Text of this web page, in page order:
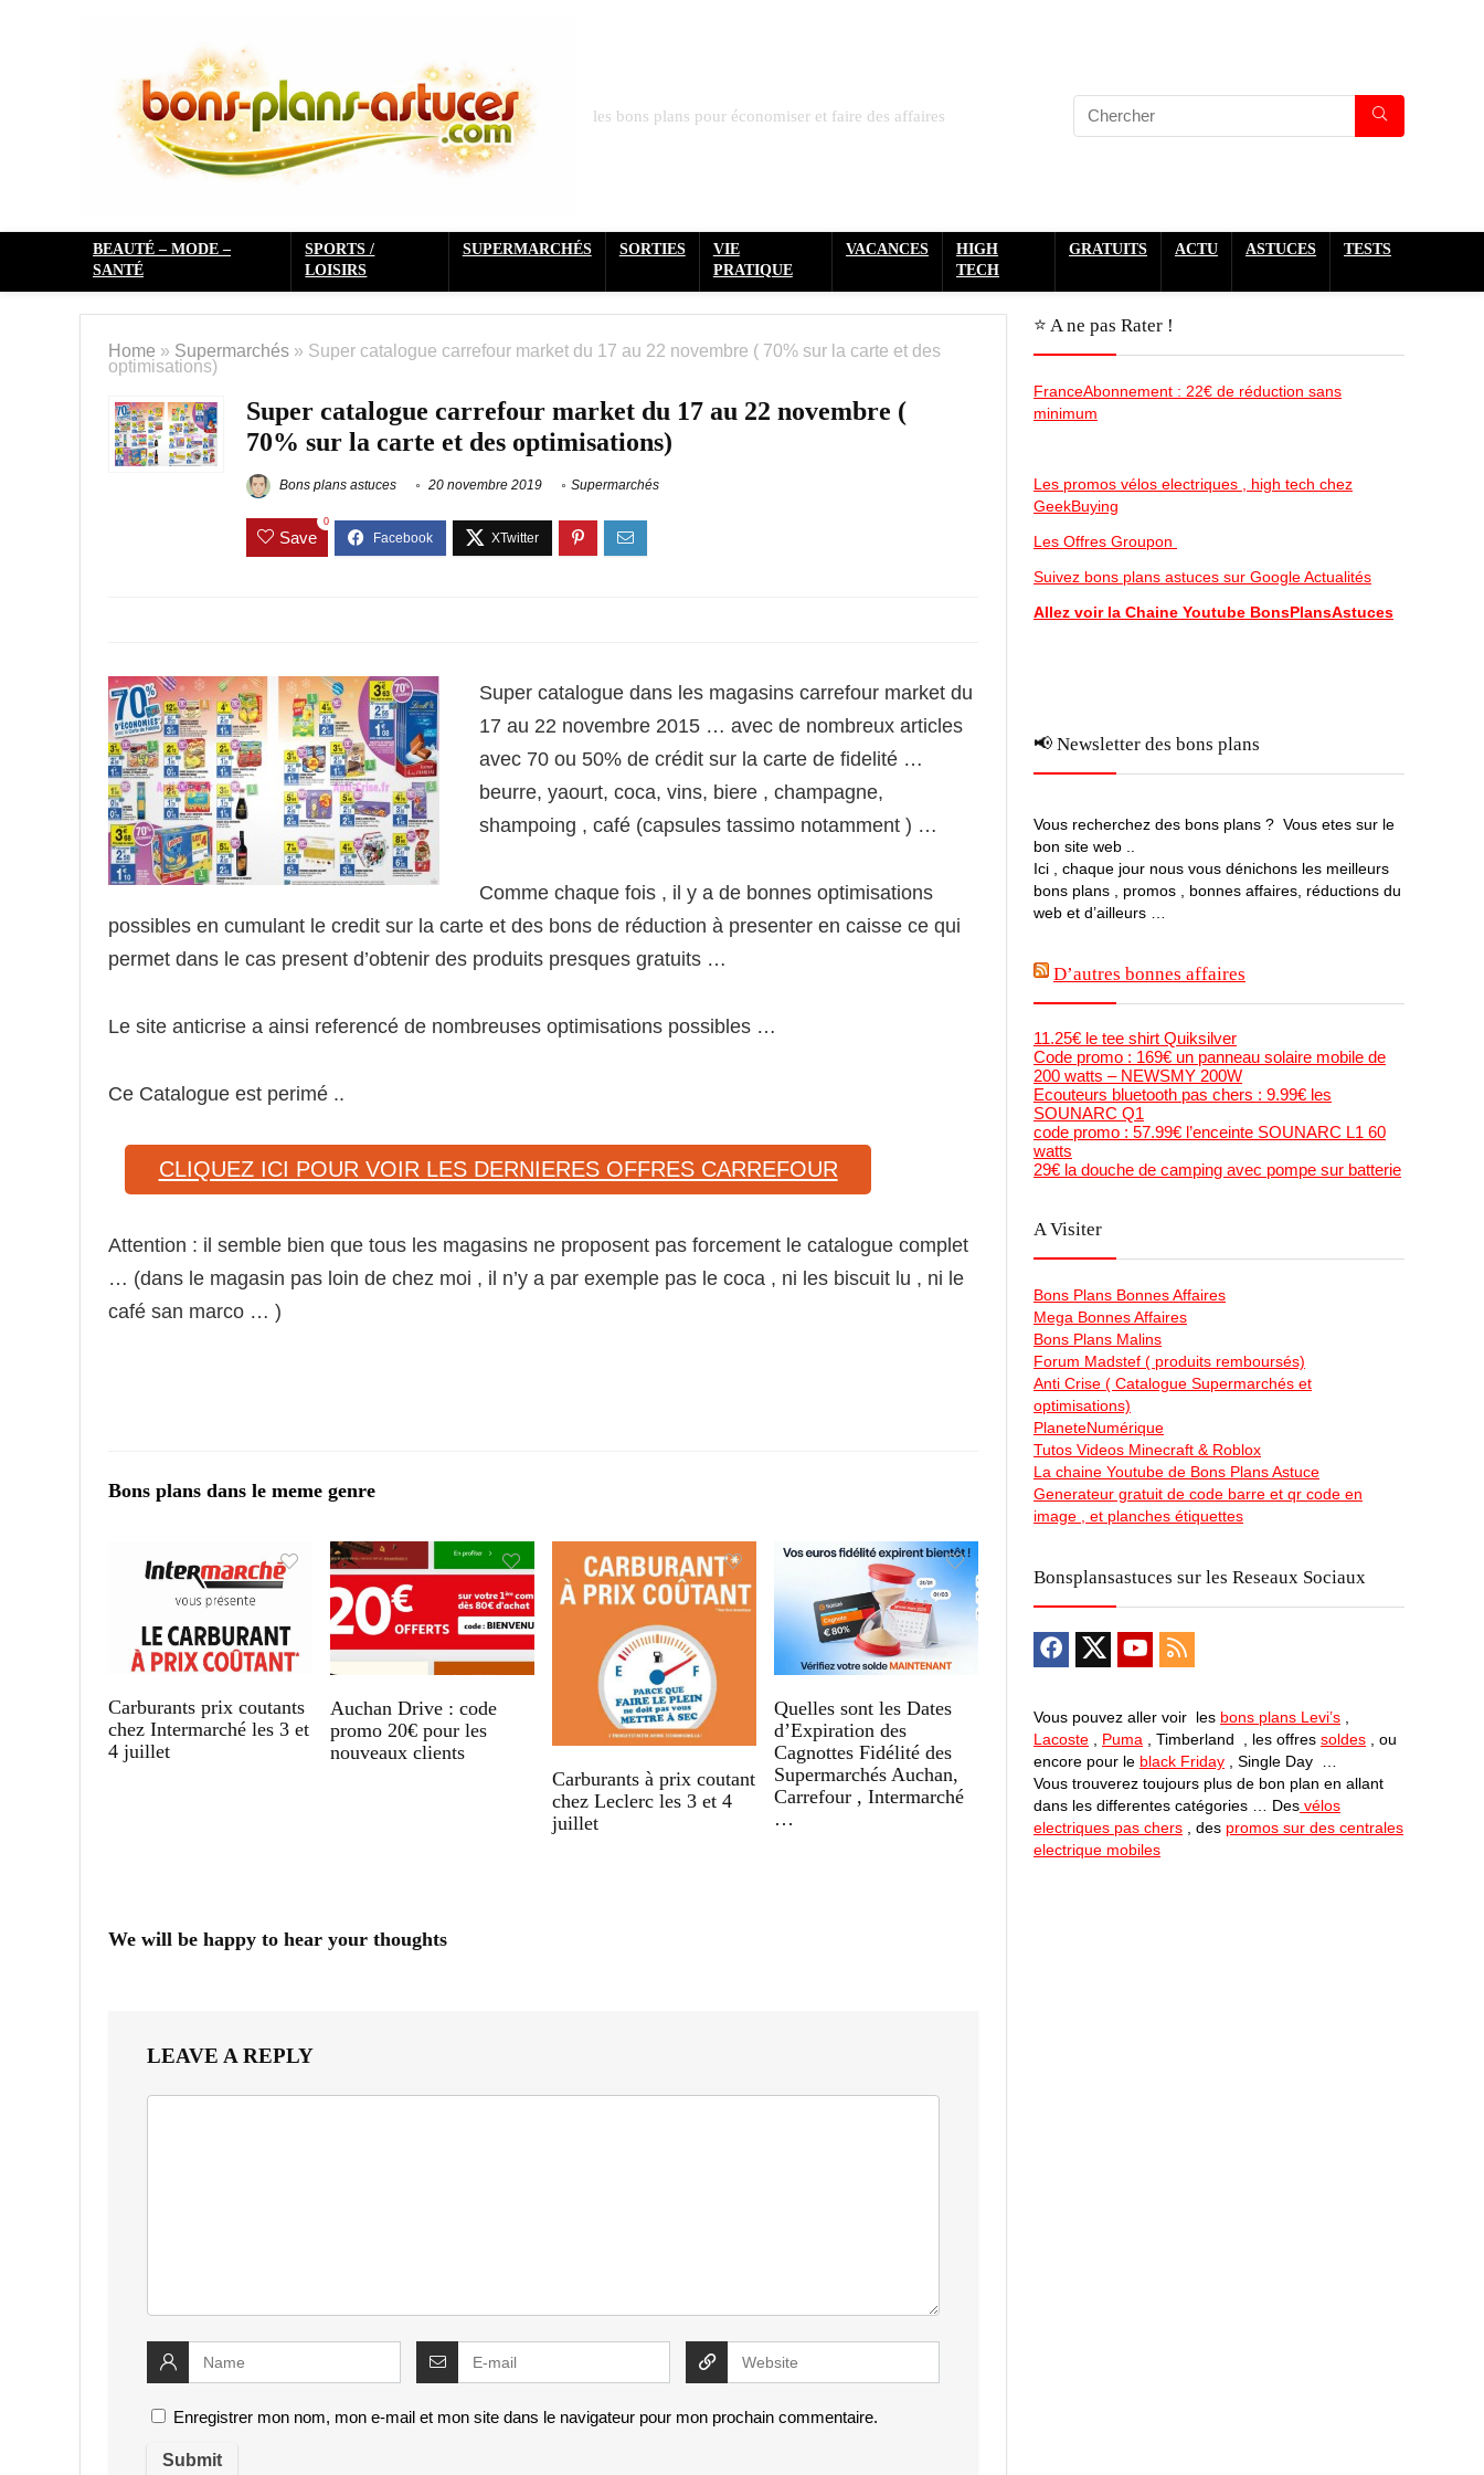
les bons plans pour économiser et faire des affaires
BEAUTÉ – MODE –
SANTÉ
SPORTS /
LOISIRS
SUPERMARCHÉS SORTIES
VIE
PRATIQUE
VACANCES
HIGH
TECH
GRATUITS ACTU ASTUCES TESTS
Home » Supermarchés » Super catalogue carrefour market du 17 au 22 novembre ( 70% sur la carte et des
optimisations)
Super catalogue carrefour market du 17 au 22 novembre (
70% sur la carte et des optimisations)
Bons plans astuces 20 novembre 2019 Supermarchés
Save
0
Super catalogue dans les magasins carrefour market du
17 au 22 novembre 2015 … avec de nombreux articles
avec 70 ou 50% de crédit sur la carte de fidelité …
beurre, yaourt, coca, vins, biere , champagne,
shampoing , café (capsules tassimo notamment ) …
Comme chaque fois , il y a de bonnes optimisations
possibles en cumulant le credit sur la carte et des bons de réduction à presenter en caisse ce qui
permet dans le cas present d’obtenir des produits presques gratuits …
Le site anticrise a ainsi referencé de nombreuses optimisations possibles …
Ce Catalogue est perimé ..
CLIQUEZ ICI POUR VOIR LES DERNIERES OFFRES CARREFOUR
Attention : il semble bien que tous les magasins ne proposent pas forcement le catalogue complet
… (dans le magasin pas loin de chez moi , il n’y a par exemple pas le coca , ni les biscuit lu , ni le
café san marco … )
Bons plans dans le meme genre
Carburants prix coutants
chez Intermarché les 3 et
4 juillet
Auchan Drive : code
promo 20€ pour les
nouveaux clients
Carburants à prix coutant
chez Leclerc les 3 et 4
juillet
Quelles sont les Dates
d’Expiration des
Cagnottes Fidélité des
Supermarchés Auchan,
Carrefour , Intermarché
…
We will be happy to hear your thoughts
LEAVE A REPLY
Enregistrer mon nom, mon e-mail et mon site dans le navigateur pour mon prochain commentaire.
⭐️ A ne pas Rater !
FranceAbonnement : 22€ de réduction sans
minimum
Les promos vélos electriques , high tech chez
GeekBuying
Les Offres Groupon
Suivez bons plans astuces sur Google Actualités
Allez voir la Chaine Youtube BonsPlansAstuces
📢 Newsletter des bons plans
Vous recherchez des bons plans ? Vous etes sur le
bon site web ..
Ici , chaque jour nous vous dénichons les meilleurs
bons plans , promos , bonnes affaires, réductions du
web et d’ailleurs …
D’autres bonnes affaires
11.25€ le tee shirt Quiksilver
Code promo : 169€ un panneau solaire mobile de
200 watts – NEWSMY 200W
Ecouteurs bluetooth pas chers : 9.99€ les
SOUNARC Q1
code promo : 57.99€ l’enceinte SOUNARC L1 60
watts
29€ la douche de camping avec pompe sur batterie
A Visiter
Bons Plans Bonnes Affaires
Mega Bonnes Affaires
Bons Plans Malins
Forum Madstef ( produits remboursés)
Anti Crise ( Catalogue Supermarchés et
optimisations)
PlaneteNumérique
Tutos Videos Minecraft & Roblox
La chaine Youtube de Bons Plans Astuce
Generateur gratuit de code barre et qr code en
image , et planches étiquettes
Bonsplansastuces sur les Reseaux Sociaux
Vous pouvez aller voir les bons plans Levi’s
Lacoste
Puma , Timberland , les offres soldes , ou
encore pour le black Friday , Single Day …
Vous trouverez toujours plus de bon plan en allant
dans les differentes catégories … Des vélos
electriques pas chers , des promos sur des centrales
electrique mobiles